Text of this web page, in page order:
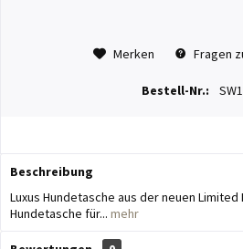
Merken Fragen
Bestell-Nr.:
Beschreibung
Luxus Hundetasche aus der neuen
Hundetasche für... mehr